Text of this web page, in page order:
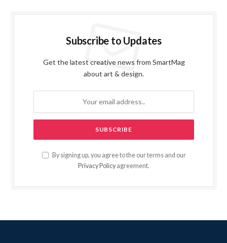
Subscribe to Updates
Get the latest creative news from SmartMag
about art & design.
By signing up, you agree to the our terms and our
Privacy Policy agreement.